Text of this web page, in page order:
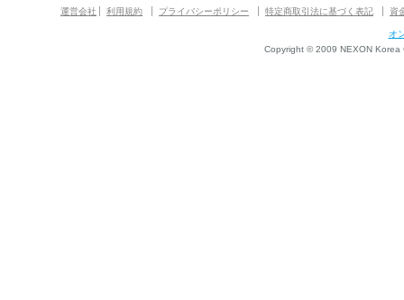
運営会社 利用規約 プライバシーポリシー 特定商取引法に基づく表記 資
オ
Copyright © 2009 NEXON Korea